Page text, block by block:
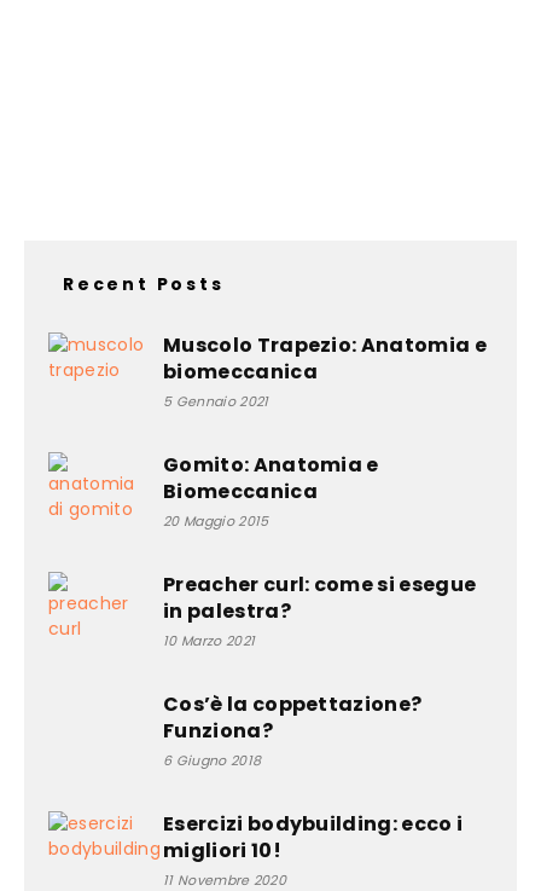
Recent Posts
Muscolo Trapezio: Anatomia e
biomeccanica
5 Gennaio 2021
Gomito: Anatomia e
Biomeccanica
20 Maggio 2015
Preacher curl: come si esegue
in palestra?
10 Marzo 2021
Cos’è la coppettazione?
Funziona?
6 Giugno 2018
Esercizi bodybuilding: ecco i
migliori 10!
11 Novembre 2020